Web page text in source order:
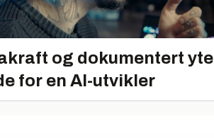
og dokumentert
for en AI-utvikler